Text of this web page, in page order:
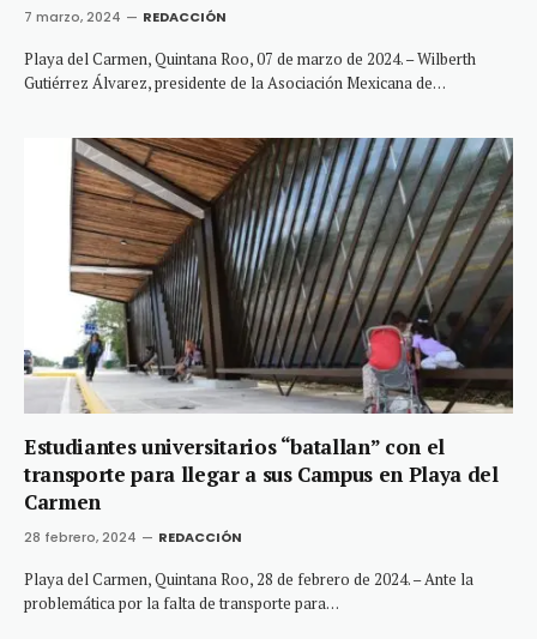
7 marzo, 2024 REDACCIÓN
Playa del Carmen, Quintana Roo, 07 de marzo de 2024. – Wilberth
Gutiérrez Álvarez, presidente de la Asociación Mexicana de…
Estudiantes universitarios “batallan” con el
transporte para llegar a sus Campus en Playa del
Carmen
28 febrero, 2024 REDACCIÓN
Playa del Carmen, Quintana Roo, 28 de febrero de 2024. – Ante la
problemática por la falta de transporte para…